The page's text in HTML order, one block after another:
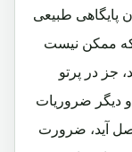
پایگاهی طبیعی
که ممکن نیست
جز در پرتو
دیگر ضروریات
آید، ضرورت